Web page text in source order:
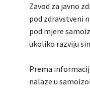
Zavod za javno
pod zdravstveni
pod mjere
ukoliko razviju
Prema
nalaze u